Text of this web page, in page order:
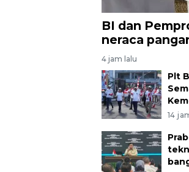
BI dan
neraca
4 jam lalu
Plt
14